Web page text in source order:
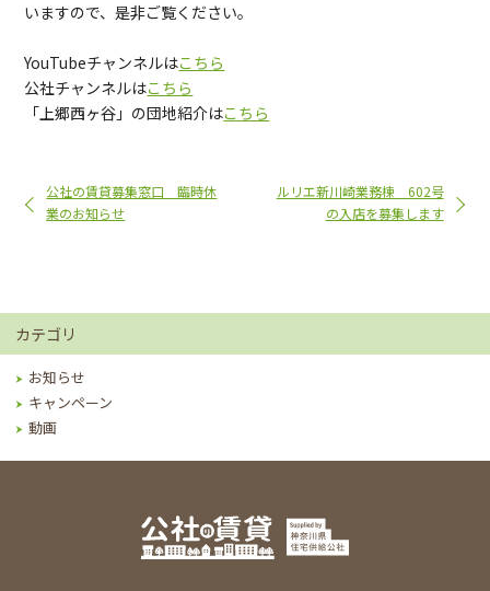
いますので、是非ご覧ください。
YouTubeチャンネルはこちら
公社チャンネルはこちら
「上郷西ヶ谷」の団地紹介はこちら
公社の賃貸募集窓口 臨時休
業のお知らせ
ルリエ新川崎業務棟 602号
の入店を募集します
カテゴリ
お知らせ
キャンペーン
動画